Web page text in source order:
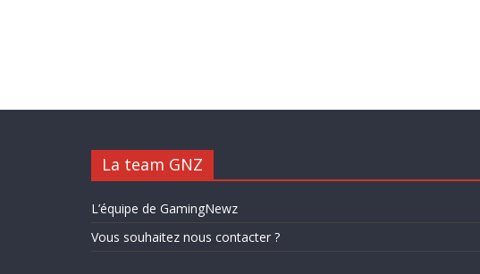
La team GNZ
L’équipe de GamingNewz
Vous souhaitez nous contacter ?